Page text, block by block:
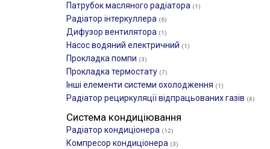
Патрубок масляного радіатора (1)
Радіатор інтеркуллера (6)
Дифузор вентилятора (1)
Насос водяний електричний (1)
Прокладка помпи (3)
Прокладка термостату (7)
Інші елементи системи охолодження (1)
Радіатор рециркуляції відпрацьованих газів (4)
Система кондиціювання
Радіатор кондиціонера (12)
Компресор кондиціонера (3)